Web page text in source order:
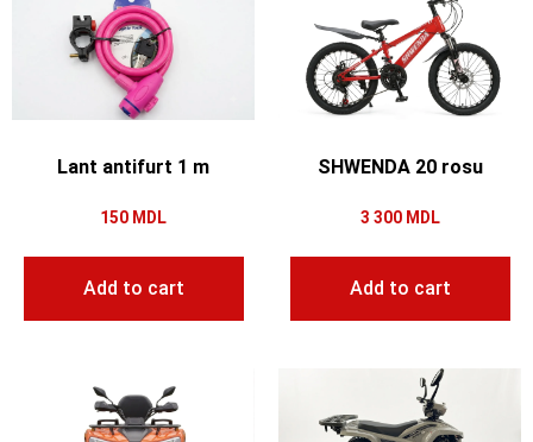
Lant antifurt 1 m
150 MDL
Add to cart
SHWENDA 20 rosu
3 300 MDL
Add to cart